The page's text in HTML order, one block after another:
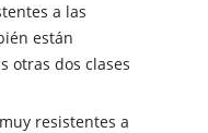
a las
están
otras dos clases
resistentes a